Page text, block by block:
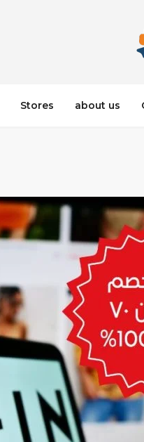
Stores about us